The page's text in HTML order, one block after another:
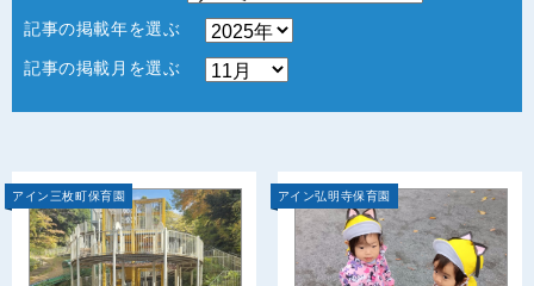
記事の掲載年を選ぶ
記事の掲載月を選ぶ
アイン三枚町保育園 アイン弘明寺保育園